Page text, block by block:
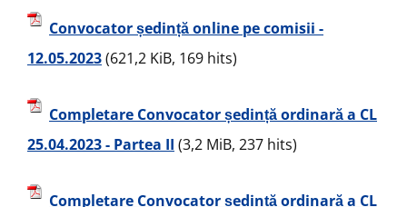
Convocator ședință online pe comisii -
12.05.2023(621,2 KiB, 169 hits)
Completare Convocator ședință ordinară a CL
25.04.2023 - Partea II (3,2 MiB, 237 hits)
Completare Convocator ședință ordinară a CL